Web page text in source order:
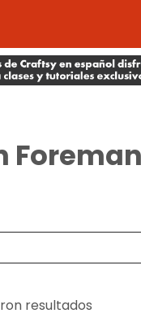
Foreman
resultados